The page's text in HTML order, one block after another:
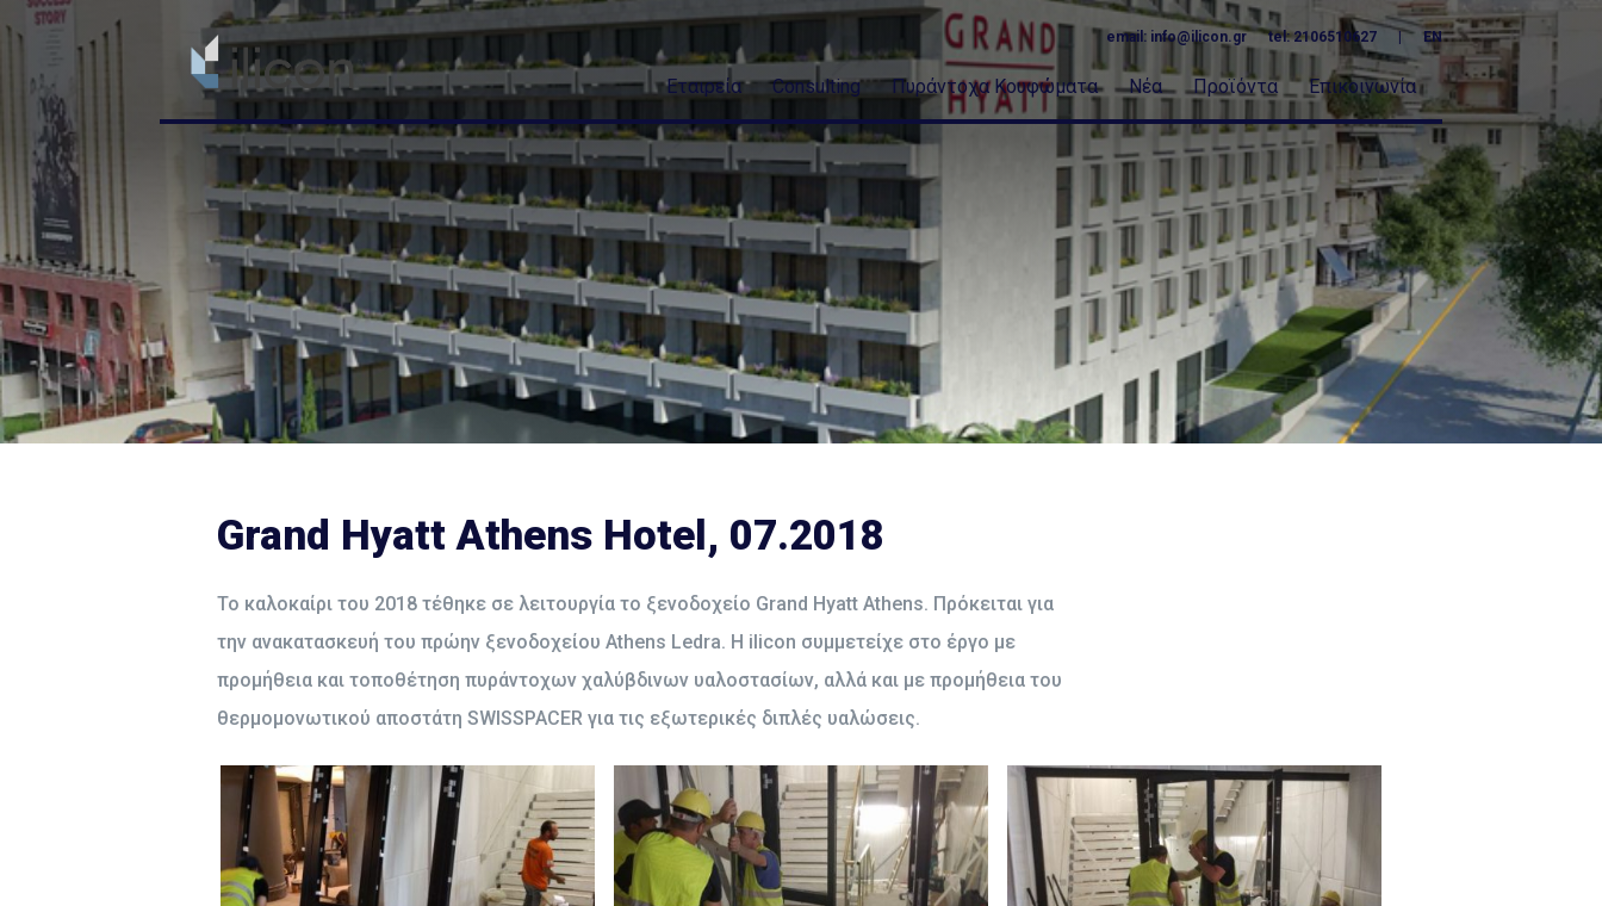
email: info@ilicon.gr tel: 2106510627 EN
Εταιρεία Consulting Πυράντοχα Κουφώματα Νέα Προϊόντα Επικοινωνία
Grand Hyatt Athens Hotel, 07.2018
Το καλοκαίρι του 2018 τέθηκε σε λειτουργία το ξενοδοχείο Grand Hyatt Athens. Πρόκειται για
την ανακατασκευή του πρώην ξενοδοχείου Athens Ledra. Η ilicon συμμετείχε στο έργο με
προμήθεια και τοποθέτηση πυράντοχων χαλύβδινων υαλοστασίων, αλλά και με προμήθεια του
θερμομονωτικού αποστάτη SWISSPACER για τις εξωτερικές διπλές υαλώσεις.